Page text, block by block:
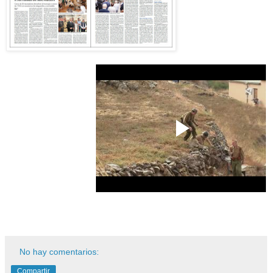
No hay comentarios:
Compartir